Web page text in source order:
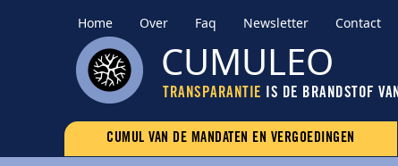
Home Over Faq Newsletter Contact
CUMULEO
TRANSPARANTIE IS DE BRANDSTOF
CUMUL VAN DE MANDATEN EN VERGOEDINGEN